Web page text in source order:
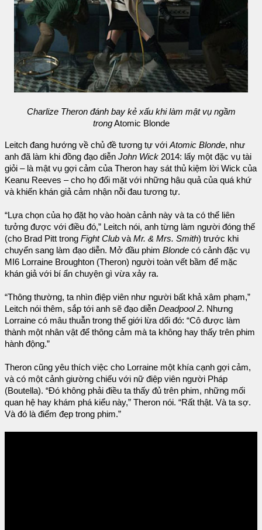
Charlize Theron đánh bay kẻ xấu khi làm mật vụ ngầm
trongAtomic Blonde
Leitch đang hướng về chủ đề tương tự vớiAtomic Blonde, như
anh đã làm khi đồng đạo diễn John Wick 2014: lấy một đặc vụ tài
giỏi – là mật vụ gợi cảm của Theron hay sát thủ kiệm lời Wick của
Keanu Reeves – cho họ đối mặt với những hậu quả của quá khứ
và khiến khán giả cảm nhận nỗi đau tương tự.
“Lựa chọn của họ đặt họ vào hoàn cảnh này và ta có thể liên
tưởng được với điều đó,” Leitch nói, anh từng làm người đóng thế
(cho Brad Pitt trong Fight Club vàMr. & Mrs. Smith) trước khi
chuyển sang làm đạo diễn. Mở đầu phim Blonde có cảnh đặc vụ
MI6 Lorraine Broughton (Theron) người toàn vết bầm để mặc
khán giả với bí ẩn chuyện gì vừa xảy ra.
“Thông thường, ta nhìn điệp viên như người bất khả xâm phạm,”
Leitch nói thêm, sắp tới anh sẽ đạo diễn Deadpool 2. Nhưng
Lorraine có mâu thuẫn trong thế giới lừa dối đó: “Cô được làm
thành một nhân vật để thông cảm mà ta không hay thấy trên phim
hành động.”
Theron cũng yêu thích việc cho Lorraine một khía cạnh gợi cảm,
và có một cảnh giường chiếu với nữ điệp viên người Pháp
(Boutella). “Đó không phải điều ta thấy đủ trên phim, những mối
quan hệ hay khám phá kiểu này,” Theron nói. “Rất thật. Và ta sợ.
Và đó là điểm đẹp trong phim.”